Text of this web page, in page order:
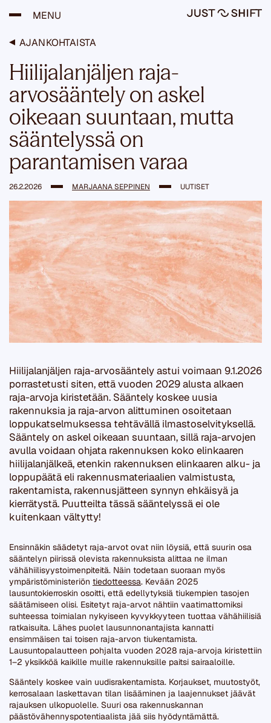
MENU
AJANKOHTAISTA
Hiilijalanjäljen raja-
arvosääntely on askel
oikeaan suuntaan, mutta
sääntelyssä on
parantamisen varaa
26.2.2026 MARJAANA SEPPINEN UUTISET
Hiilijalanjäljen raja-arvosääntely astui voimaan 9.1.2026
porrastetusti siten, että vuoden 2029 alusta alkaen
raja-arvoja kiristetään. Sääntely koskee uusia
rakennuksia ja raja-arvon alittuminen osoitetaan
loppukatselmuksessa tehtävällä ilmastoselvityksellä.
Sääntely on askel oikeaan suuntaan, sillä raja-arvojen
avulla voidaan ohjata rakennuksen koko elinkaaren
hiilijalanjälkeä, etenkin rakennuksen elinkaaren alku- ja
loppupäätä eli rakennusmateriaalien valmistusta,
rakentamista, rakennusjätteen synnyn ehkäisyä ja
kierrätystä. Puutteilta tässä sääntelyssä ei ole
kuitenkaan vältytty!
Ensinnäkin säädetyt raja-arvot ovat niin löysiä, että suurin osa
sääntelyn piirissä olevista rakennuksista alittaa ne ilman
vähähiilisyystoimenpiteitä. Näin todetaan suoraan myös
ympäristöministeriön tiedotteessa. Kevään 2025
lausuntokierroskin osoitti, että edellytyksiä tiukempien tasojen
säätämiseen olisi. Esitetyt raja-arvot nähtiin vaatimattomiksi
suhteessa toimialan nykyiseen kyvykkyyteen tuottaa vähähiilisiä
ratkaisuita. Lähes puolet lausunnonantajista kannatti
ensimmäisen tai toisen raja-arvon tiukentamista.
Lausuntopalautteen pohjalta vuoden 2028 raja-arvoja kiristettiin
1–2 yksikköä kaikille muille rakennuksille paitsi sairaaloille.
Sääntely koskee vain uudisrakentamista. Korjaukset, muutostyöt,
kerrosalaan laskettavan tilan lisääminen ja laajennukset jäävät
rajauksen ulkopuolelle. Suuri osa rakennuskannan
päästövähennyspotentiaalista jää siis hyödyntämättä.